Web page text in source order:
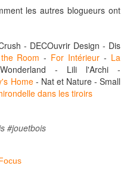
les autres blogueurs ont
- DECOuvrir Design - Dis
Room - For Intérieur - La
- Lili l'Archi -
Home- Nat et Nature-Small
dans les tiroirs
#jouetbois